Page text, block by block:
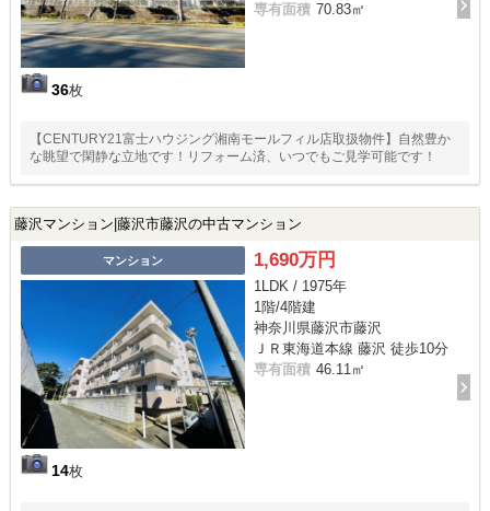
36枚
専有面積 70.83㎡
【CENTURY21富士ハウジング湘南モールフィル店取扱物件】自然豊か
な眺望で閑静な立地です！リフォーム済、いつでもご見学可能です！
藤沢マンション|藤沢市藤沢の中古マンション
マンション
14枚
1,690万円
1LDK / 1975年
1階/4階建
神奈川県藤沢市藤沢
ＪＲ東海道本線 藤沢 徒歩10分
専有面積 46.11㎡